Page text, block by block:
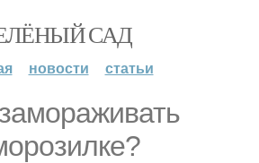
САД
новости статьи